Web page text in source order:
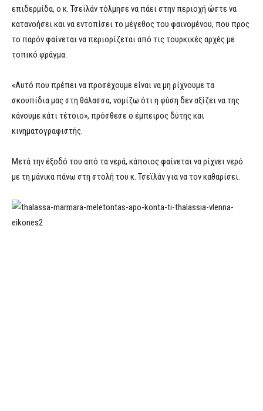
επιδερμίδα, ο κ. Τσεϊλάν τόλμησε να πάει στην περιοχή ώστε να
κατανοήσει και να εντοπίσει το μέγεθος του φαινομένου, που προς
το παρόν φαίνεται να περιορίζεται από τις τουρκικές αρχές με
τοπικό φράγμα.
«Αυτό που πρέπει να προσέχουμε είναι να μη ρίχνουμε τα
σκουπίδια μας στη θάλασσα, νομίζω ότι η φύση δεν αξίζει να της
κάνουμε κάτι τέτοιο», πρόσθεσε ο έμπειρος δύτης και
κινηματογραφιστής.
Μετά την έξοδό του από τα νερά, κάποιος φαίνεται να ρίχνει νερό
με τη μάνικα πάνω στη στολή του κ. Τσεϊλάν για να τον καθαρίσει.